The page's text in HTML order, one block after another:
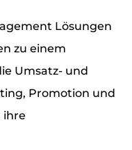
Lösungen
zu einem
Umsatz- und
Promotion und
ihre